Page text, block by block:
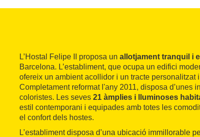
L’Hostal Felipe II proposa un allotjament tranquil i
Barcelona. L’establiment, que ocupa un edifici
ofereix un ambient acollidor i un tracte personalitzat
Completament reformat l'any 2011, disposa d’unes
coloristes. Les seves 21 àmplies i lluminoses
estil contemporani i equipades amb totes les
el confort dels hostes.
L’establiment disposa d’una ubicació immillorable